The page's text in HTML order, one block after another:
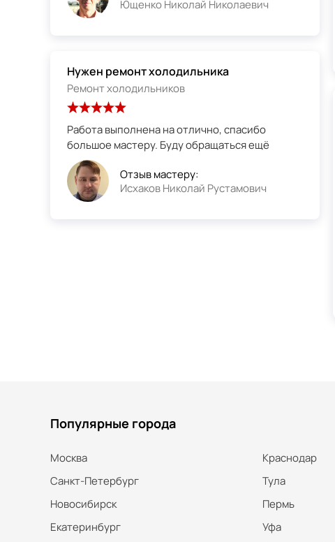
Ющенко Николай Николаевич
Нужен ремонт холодильника
Ремонт холодильников
Работа выполнена на отлично, спасибо
большое мастеру. Буду обращаться ещё
Отзыв мастеру:
Исхаков Николай Рустамович
Популярные города
Москва
Санкт-Петербург
Новосибирск
Екатеринбург
Краснодар
Тула
Пермь
Уфа